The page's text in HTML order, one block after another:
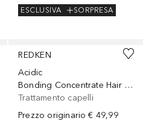
ESCLUSIVA
SORPRESA
REDKEN
Acidic
Bonding Concentrate Hair Bandage Balm per tutti i tipi di capelli
Trattamento capelli
Prezzo originario € 49,99